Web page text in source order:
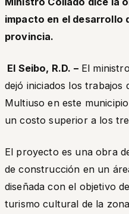
impacto en el desarrollo
provincia.
El Seibo, R.D. –El
dejó iniciados los trabajos
Multiuso en este
un costo superior a los
El proyecto es una obra
de construcción en un
diseñada con el objetivo
turismo cultural de la